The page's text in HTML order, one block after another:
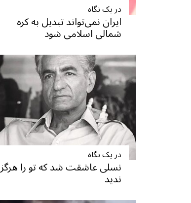
در یک نگاه
ایران نمی‌تواند تبدیل به کره
شمالی اسلامی شود
در یک نگاه
نسلی عاشقت شد که تو را هرگز
ندید